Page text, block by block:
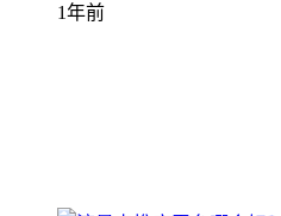
1年前